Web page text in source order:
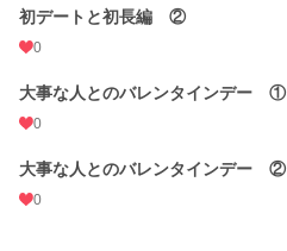
初デートと初長編 ②
0
大事な人とのバレンタインデー ①
0
大事な人とのバレンタインデー ②
0